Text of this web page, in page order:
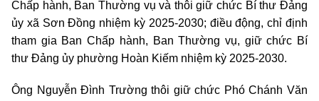
Chấp hành, Ban Thường vụ và thôi giữ chức Bí thư Đảng
ủy xã Sơn Đồng nhiệm kỳ 2025-2030; điều động, chỉ định
tham gia Ban Chấp hành, Ban Thường vụ, giữ chức Bí
thư Đảng ủy phường Hoàn Kiếm nhiệm kỳ 2025-2030.
Ông Nguyễn Đình Trường thôi giữ chức Phó Chánh Văn